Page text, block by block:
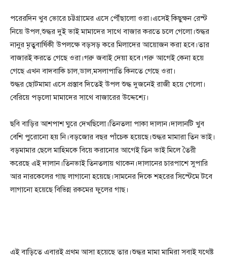
পরেরদিন খুব ভোরে চট্টগ্রামের এসে পৌঁছালো ওরা।এসেই কিছুক্ষন রেস্ট
নিয়ে উপল,শুদ্ধর দুই ভাই মামাদের সাথে বাজার করতে চলে গেলো।শুদ্ধর
নানুর মৃতুবার্ষিকী উপলক্ষে বড়সড় করে মিলাদের আয়োজন করা হবে।তার
বাজারই করতে গেছে ওরা।গরু জবাই দেয়া হবে।গরু আগেই কেনা হয়ে
গেছে এখন বাদবাকি চাল,ডাল,মসলাপাতি কিনতে গেছে ওরা।
শুদ্ধর ছোটমামা এসে প্রস্তাব দিতেই উপল শুদ্ধ দুজনেই রাজী হয়ে গেলো।
বেরিয়ে পড়লো মামাদের সাথে বাজারের উদ্দেশ্যে।
ছবি বাড়ির আশপাশ ঘুরে দেখছিলো।তিনতলা পাকা দালান।দালানটি খুব
বেশি পুরোনো হয় নি।বড়জোর বছর পাঁচেক হয়েছে।শুদ্ধর মামারা তিন ভাই।
বড়মামার ছেলে মাহিমকে বিয়ে করানোর আগেই তিন ভাই মিলে তৈরী
করেছে এই দালান।তিনভাই তিনতলায় থাকেন।দালানের চারপাশে সুপারি
আর নারকেলের গাছ লাগানো হয়েছে।সামনের দিকে শহরের সিস্টেমে টবে
লাগানো হয়েছে বিভিন্ন রকমের ফুলের গাছ।
এই বাড়িতে এবারই প্রথম আসা হয়েছে তার।শুদ্ধর মামা মামিরা সবাই যথেষ্ট